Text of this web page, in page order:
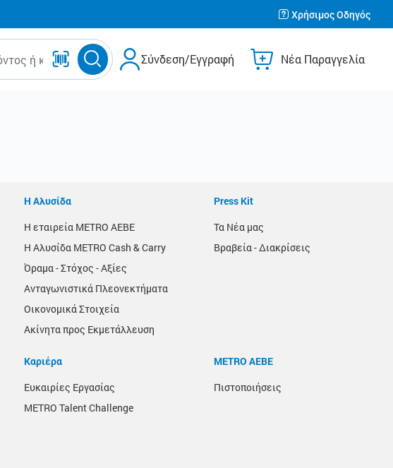
Χρήσιμος Οδηγός
Σύνδεση/Εγγραφή Νέα Παραγγελία
Η Αλυσίδα
Η εταιρεία METRO AEBE
Η Αλυσίδα METRO Cash & Carry
Όραμα - Στόχος - Αξίες
Ανταγωνιστικά Πλεονεκτήματα
Οικονομικά Στοιχεία
Ακίνητα προς Εκμετάλλευση
Press Kit
Τα Νέα μας
Βραβεία - Διακρίσεις
Καριέρα
Ευκαιρίες Εργασίας
METRO Talent Challenge
METRO ΑΕΒΕ
Πιστοποιήσεις